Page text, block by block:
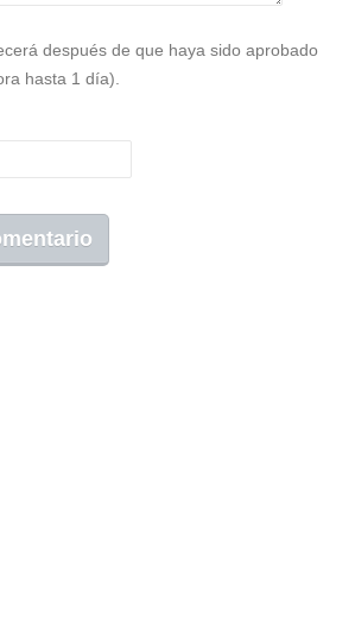
después de que haya sido aprobado
hasta 1 día).